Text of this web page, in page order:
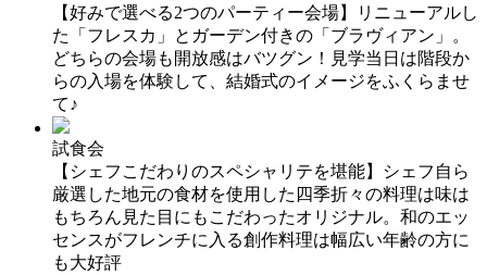
【好みで選べる2つのパーティー会場】リニューアルし
た「フレスカ」とガーデン付きの「ブラヴィアン」。
どちらの会場も開放感はバツグン！見学当日は階段か
らの入場を体験して、結婚式のイメージをふくらませ
て♪
試食会
【シェフこだわりのスペシャリテを堪能】シェフ自ら
厳選した地元の食材を使用した四季折々の料理は味は
もちろん見た目にもこだわったオリジナル。和のエッ
センスがフレンチに入る創作料理は幅広い年齢の方に
も大好評